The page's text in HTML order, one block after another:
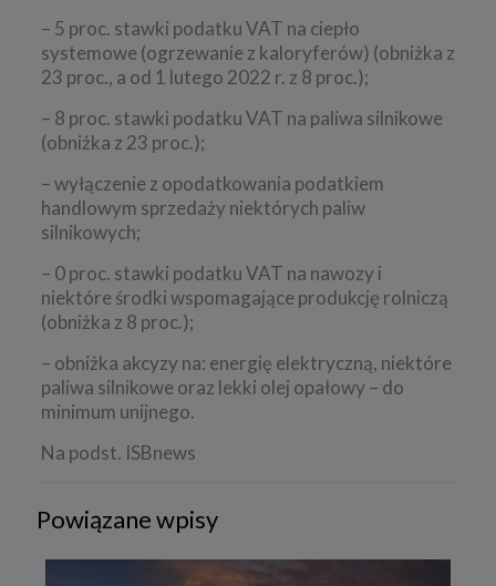
– 5 proc. stawki podatku VAT na ciepło
systemowe (ogrzewanie z kaloryferów) (obniżka z
23 proc., a od 1 lutego 2022 r. z 8 proc.);
– 8 proc. stawki podatku VAT na paliwa silnikowe
(obniżka z 23 proc.);
– wyłączenie z opodatkowania podatkiem
handlowym sprzedaży niektórych paliw
silnikowych;
– 0 proc. stawki podatku VAT na nawozy i
niektóre środki wspomagające produkcję rolniczą
(obniżka z 8 proc.);
– obniżka akcyzy na: energię elektryczną, niektóre
paliwa silnikowe oraz lekki olej opałowy – do
minimum unijnego.
Na podst. ISBnews
Powiązane wpisy